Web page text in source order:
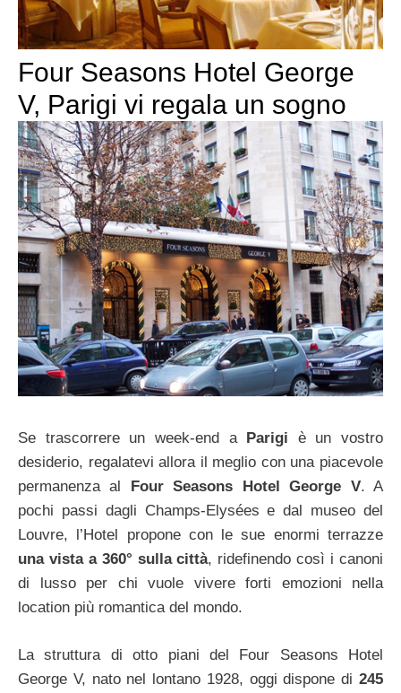
Four Seasons Hotel George
V, Parigi vi regala un sogno
Se trascorrere un week-end a Parigi è un vostro
desiderio, regalatevi allora il meglio con una piacevole
permanenza al
Four Seasons Hotel George V. A
pochi passi dagli Champs-Elysées e dal museo del
Louvre, l’Hotel propone con le sue enormi terrazze
una vista a 360° sulla città, ridefinendo così i canoni
di lusso per chi vuole vivere forti emozioni nella
location più romantica del mondo.
La struttura di otto piani del Four Seasons Hotel
George V, nato nel lontano 1928, oggi dispone di 245